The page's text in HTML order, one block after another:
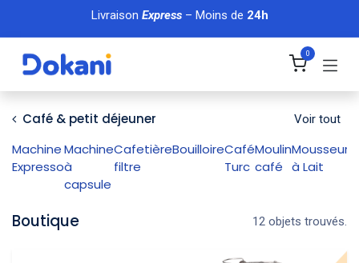
Se rendre au contenu
Livraison Express– Moins de 24h
0
Café & petit déjeuner Voir tout
Machine
Expresso
Machine
à
capsule
Cafetière
filtre
BouilloireCafé
Turc
Moulin
café
Mousseur
à Lait
Boutique 12 objets trouvés.